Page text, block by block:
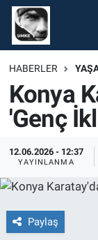
HABERLER
Konya
'Genç
12.06.2026 - 12:37
YAYINLANMA
Paylaş
Gündem
Ekonomi
Spor
Magazin
Tüm
İletişim
Nöbetçi
Hava
Namaz
Trafik
Süper Lig
Tüm